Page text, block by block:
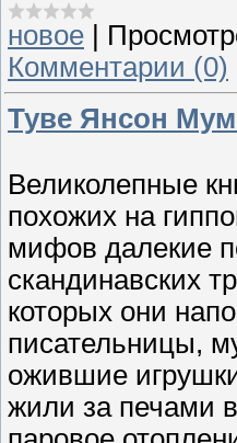
новое |
Комментарии (0)
Туве Янсон
Великолепные
похожих на
мифов далекие
скандинавских
которых они
писательницы,
ожившие
жили за печами